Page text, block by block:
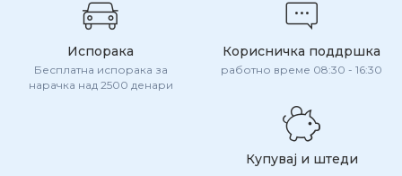
Испорака
Бесплатна испорака за
нарачка над 2500 денари
Корисничка поддршка
работно време 08:30 - 16:30
Купувај и штеди